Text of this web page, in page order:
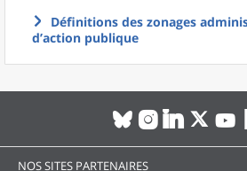
Définitions des zonages
d’action publique
NOS SITES PARTENAIRES